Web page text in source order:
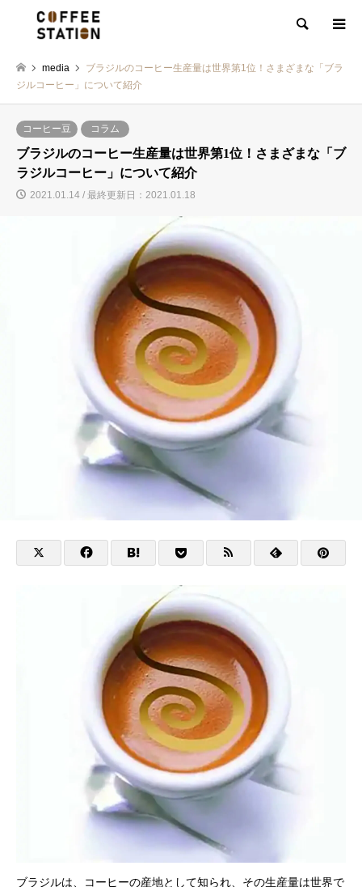
検索
media
ブラジルのコーヒー生産量は世界第1位！さまざまな「ブラ
ジルコーヒー」について紹介
コーヒー豆 コラム
ブラジルのコーヒー生産量は世界第1位！さまざまな「ブ
ラジルコーヒー」について紹介
2021.01.14 / 最終更新日：2021.01.18
ブラジルは、コーヒーの産地として知られ、その生産量は世界で